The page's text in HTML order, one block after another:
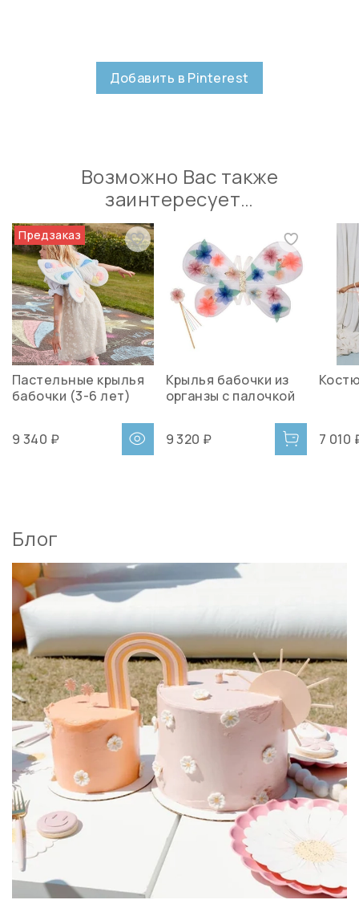
Добавить в Pinterest
Возможно Вас также
заинтересует…
Предзаказ
Пастельные крылья
бабочки (3-6 лет)
9 340 ₽
Крылья бабочки из
органзы с палочкой
9 320 ₽ 7 010
Блог